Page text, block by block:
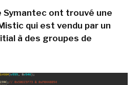
Symantec ont trouvé une
qui est vendu par un
à des groupes de